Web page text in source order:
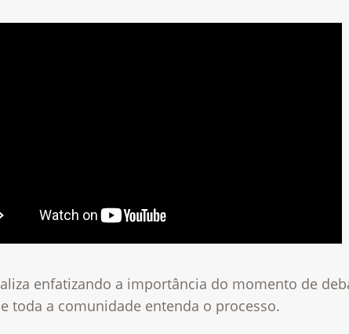
enfatizando a importância do momento de
toda a comunidade entenda o processo.